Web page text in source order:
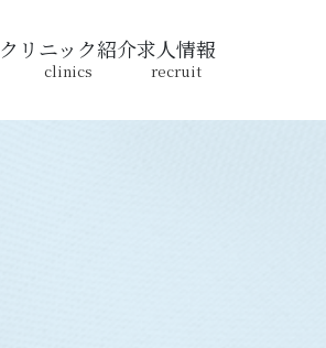
クリニック紹介
clinics
求人情報
recruit